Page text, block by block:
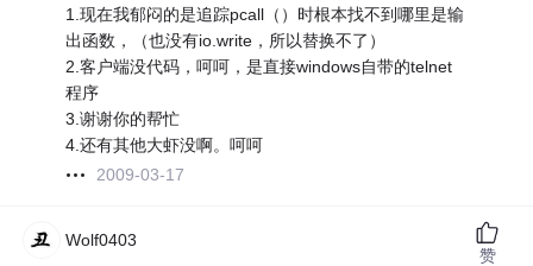
1.现在我郁闷的是追踪pcall（）时根本找不到哪里是输
出函数，（也没有io.write，所以替换不了）
2.客户端没代码，呵呵，是直接windows自带的telnet
程序
3.谢谢你的帮忙
4.还有其他大虾没啊。呵呵
2009-03-17
Wolf0403
赞